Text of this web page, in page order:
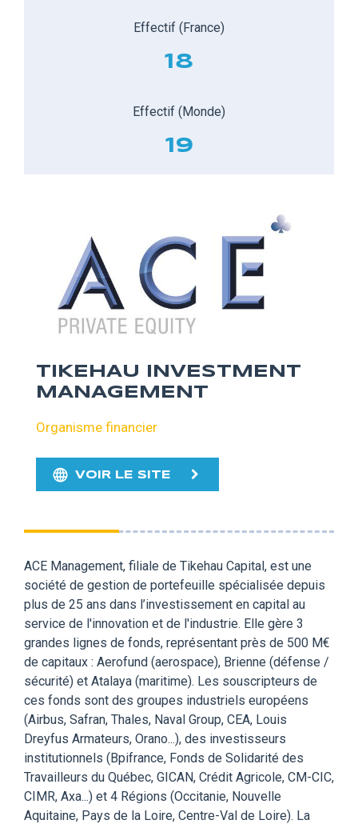
Effectif (France)
18
Effectif (Monde)
19
TIKEHAU INVESTMENT
MANAGEMENT
Organisme financier
VOIR LE SITE
ACE Management, filiale de Tikehau Capital, est une
société de gestion de portefeuille spécialisée depuis
plus de 25 ans dans l’investissement en capital au
service de l'innovation et de l'industrie. Elle gère 3
grandes lignes de fonds, représentant près de 500 M€
de capitaux : Aerofund (aerospace), Brienne (défense /
sécurité) et Atalaya (maritime). Les souscripteurs de
ces fonds sont des groupes industriels européens
(Airbus, Safran, Thales, Naval Group, CEA, Louis
Dreyfus Armateurs, Orano...), des investisseurs
institutionnels (Bpifrance, Fonds de Solidarité des
Travailleurs du Québec, GICAN, Crédit Agricole, CM-CIC,
CIMR, Axa...) et 4 Régions (Occitanie, Nouvelle
Aquitaine, Pays de la Loire, Centre-Val de Loire). La